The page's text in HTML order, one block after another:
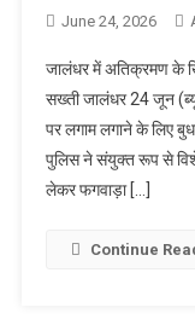
June 24, 2026
जालंधर में अतिक्रमण के
सख्ती जालंधर 24 जून
पर लगाम लगाने के लिए
पुलिस ने संयुक्त रूप से
लेकर फगवाड़ा […]
Continue